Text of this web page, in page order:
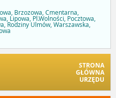
Brzozowa, Cmentarna,
Lipowa, Pl.Wolności, Pocztowa,
Rodziny Ulmów, Warszawska,
STRONA
GŁÓWNA
URZĘDU